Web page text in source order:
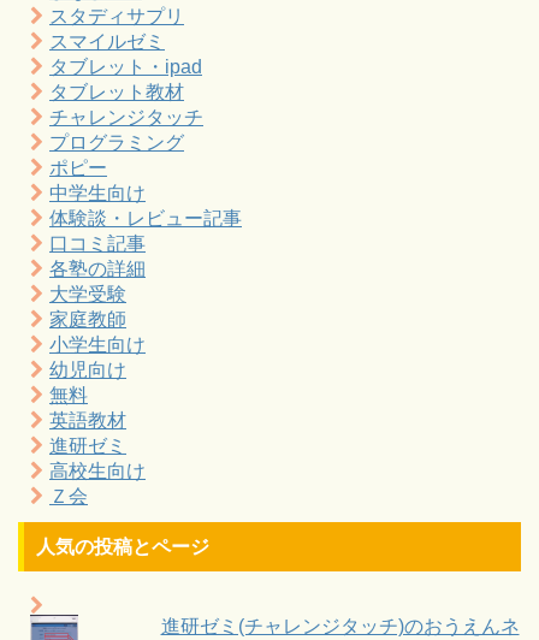
スタディサプリ
スマイルゼミ
タブレット・ipad
タブレット教材
チャレンジタッチ
プログラミング
ポピー
中学生向け
体験談・レビュー記事
口コミ記事
各塾の詳細
大学受験
家庭教師
小学生向け
幼児向け
無料
英語教材
進研ゼミ
高校生向け
Ｚ会
人気の投稿とページ
進研ゼミ(チャレンジタッチ)のおうえんネ